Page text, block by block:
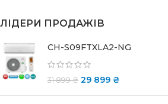
ЛІДЕРИ ПРОДАЖІВ
CH-S09FTXLA2-NG
31 899₴ 29 899 ₴